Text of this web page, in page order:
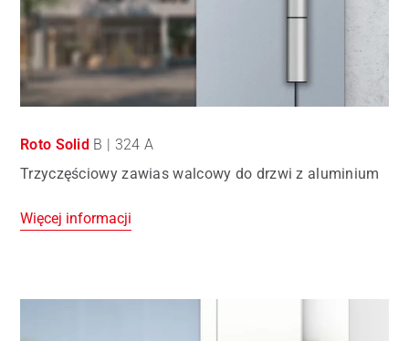
Roto Solid B | 324 A
Trzyczęściowy zawias walcowy do drzwi z aluminium
Więcej informacji